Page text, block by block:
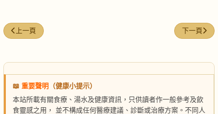
上一篇文章: 美麗的蕃薯盆栽
上一頁 下一篇文章
下一頁
📖 重要聲明
（健康小提示）
本站所載有關食療、湯水及健康資訊，只供讀者作一般參考及飲
食靈感之用， 並不構成任何醫療建議、診斷或治療方案。不同人